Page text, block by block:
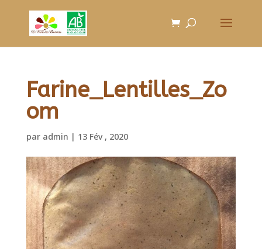
Farine_Lentilles_Zo
om
par admin | 13 Fév , 2020